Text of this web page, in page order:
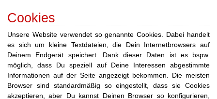
Cookies
Unsere Website verwendet so genannte Cookies. Dabei handelt
es sich um kleine Textdateien, die Dein Internetbrowsers auf
Deinem Endgerät speichert. Dank dieser Daten ist es bspw.
möglich, dass Du speziell auf Deine Interessen abgestimmte
Informationen auf der Seite angezeigt bekommen. Die meisten
Browser sind standardmäßig so eingestellt, dass sie Cookies
akzeptieren, aber Du kannst Deinen Browser so konfigurieren,